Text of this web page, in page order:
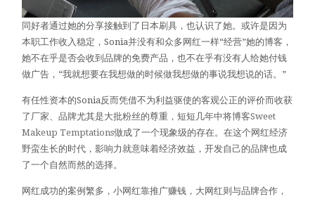
同好者通过她的分享接触到了日本刷具，也认识了她。或许是因为
本职工作收入稳定，Sonia并没有和众多网红一样“经营”她的博客，
她不在乎是否会收到品牌的免费产品，也不在乎有没有人给她付钱
做广告，“我就想要在我想做的时候做我想做的事说我想说的话。”
有任性资本的Sonia反而凭借不为利益驱使的客观公正的评价而收获
了厂家、品牌尤其是大批粉丝的尊重，短短几年中将博客Sweet
Makeup Temptations做成了一个现象级的存在。在这个网红经济
野蛮生长的时代，影响力就意味着经济效益，开发自己的品牌也成
了一个自然而然的选择。
网红成功的案例繁多，小网红靠推广赚钱，大网红则与品牌合作，